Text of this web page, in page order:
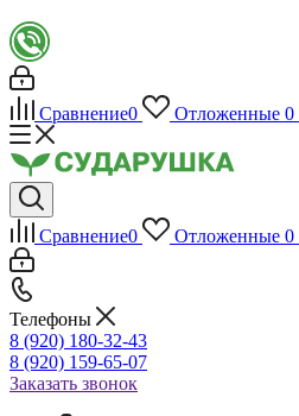
Сравнение0 Отложенные 0
Сравнение0 Отложенные 0
Телефоны
8 (920) 180-32-43
8 (920) 159-65-07
Заказать звонок